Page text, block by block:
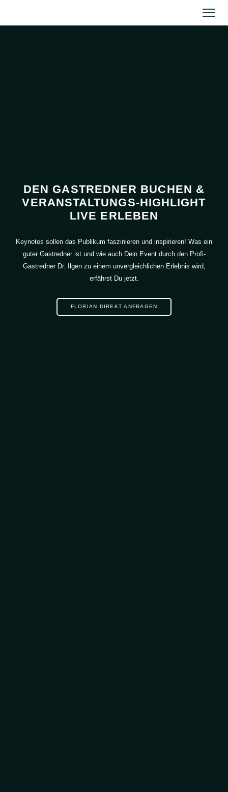
DEN GASTREDNER BUCHEN &
VERANSTALTUNGS-HIGHLIGHT
LIVE ERLEBEN
Keynotes sollen das Publikum faszinieren und inspirieren! Was ein
guter Gastredner ist und wie auch Dein Event durch den Profi-
Gastredner Dr. Ilgen zu einem unvergleichlichen Erlebnis wird,
erfährst Du jetzt.
FLORIAN DIREKT ANFRAGEN